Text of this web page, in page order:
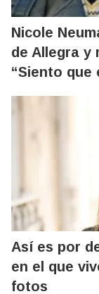
Nicole
de Allegra y
“Siento que
Así es por
en el que
fotos